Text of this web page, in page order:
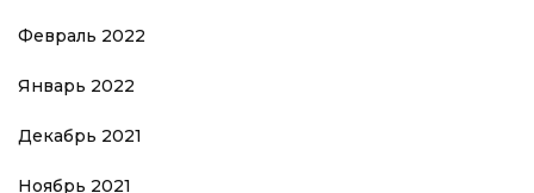
Февраль 2022
Январь 2022
Декабрь 2021
Ноябрь 2021